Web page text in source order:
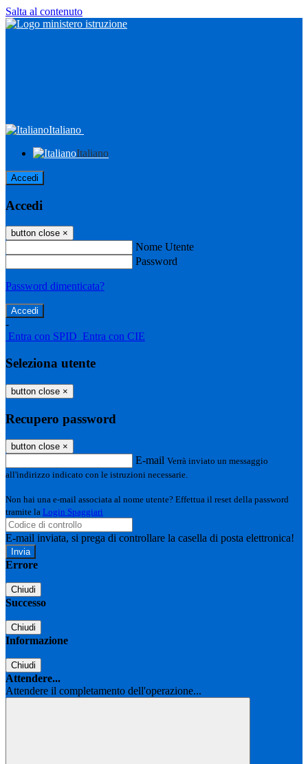
Salta al contenuto
Italiano
Italiano
Accedi
Accedi
button close ×
Nome Utente
Password
Password dimenticata?
-
Entra con SPID Entra con CIE
Seleziona utente
button close ×
Recupero password
button close ×
E-mail Verrà inviato un messaggio
all'indirizzo indicato con le istruzioni necessarie.
Non hai una e-mail associata al nome utente? Effettua il reset della password
tramite la Login Spaggiari
E-mail inviata, si prega di controllare la casella di posta elettronica!
Errore
Chiudi
Successo
Chiudi
Informazione
Chiudi
Attendere...
Attendere il completamento dell'operazione...